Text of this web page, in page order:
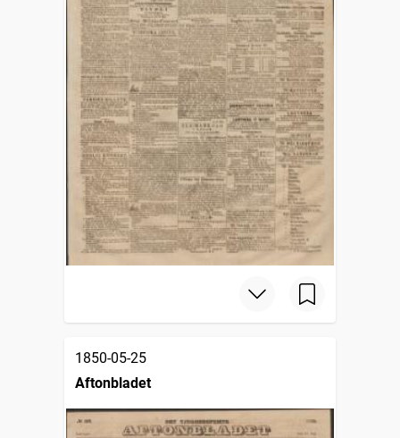
1850-05-25
Aftonbladet